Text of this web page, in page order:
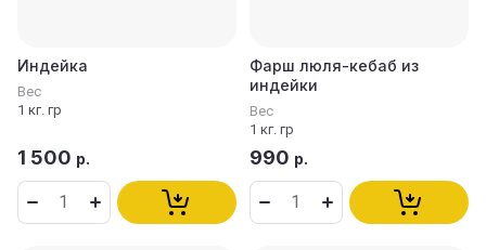
Индейка
Вес
1 кг. гр
1 500 р.
Фарш люля-кебаб из
индейки
Вес
1 кг. гр
990 р.